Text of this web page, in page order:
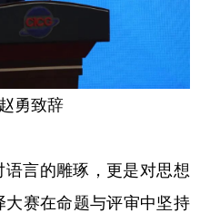
赵勇致辞
言的雕琢，更是对思想
赛在命题与评审中坚持